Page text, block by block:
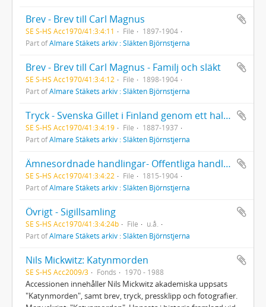
Brev - Brev till Carl Magnus
SE S-HS Acc1970/41:3:4:11 File
1897-1904
Part ofAlmare Stäkets arkiv : Släkten Björnstjerna
Brev - Brev till Carl Magnus - Familj och släkt
SE S-HS Acc1970/41:3:4:12 File
1898-1904
Part ofAlmare Stäkets arkiv : Släkten Björnstjerna
Tryck - Svenska Gillet i Finland genom ett halvt sekel
SE S-HS Acc1970/41:3:4:19 File
1887-1937
Part ofAlmare Stäkets arkiv : Släkten Björnstjerna
Ämnesordnade handlingar- Offentliga handlingar
SE S-HS Acc1970/41:3:4:22 File
1815-1904
Part ofAlmare Stäkets arkiv : Släkten Björnstjerna
Övrigt - Sigillsamling
SE S-HS Acc1970/41:3:4:24b File
u.å.
Part ofAlmare Stäkets arkiv : Släkten Björnstjerna
Nils Mickwitz: Katynmorden
SE S-HS Acc2009/3 Fonds 1970 - 1988
Accessionen innehåller Nils Mickwitz akademiska uppsats
"Katynmorden", samt brev, tryck, pressklipp och fotografier.